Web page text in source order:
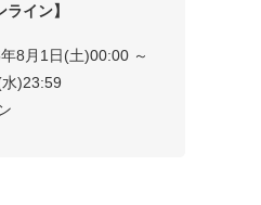
ライン】
8月1日(土)00:00 ～
)23:59